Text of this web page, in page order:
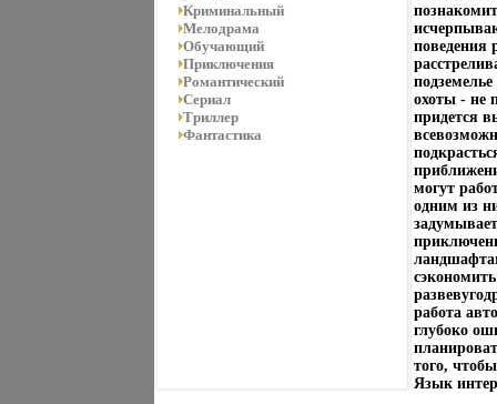
Криминальный
Мелодрама
Обучающий
Приключения
Романтический
Сериал
Триллер
Фантастика
поведения
охоты - не
придется
могут
одним из
работа
глубоко
того,
Язык